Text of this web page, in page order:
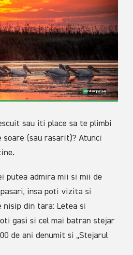
sau iti place sa te plimbi
soare (sau rasarit)? Atunci
putea admira mii si mii de
insa poti vizita si
nisip din tara: Letea si
gasi si cel mai batran stejar
de ani denumit si „Stejarul